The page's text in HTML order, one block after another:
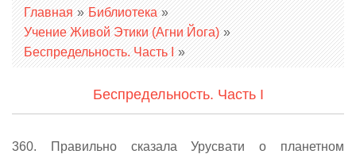
Вы здесь
Главная » Библиотека »
Учение Живой Этики (Агни Йога) »
Беспредельность. Часть I »
Беспредельность. Часть I
360. Правильно сказала Урусвати о планетном